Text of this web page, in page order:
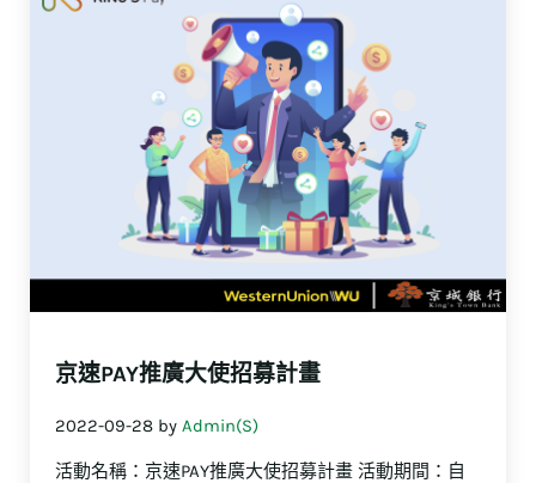
京速PAY推廣大使招募計畫
2022-09-28 byAdmin(S)
活動名稱：京速PAY推廣大使招募計畫 活動期間：自